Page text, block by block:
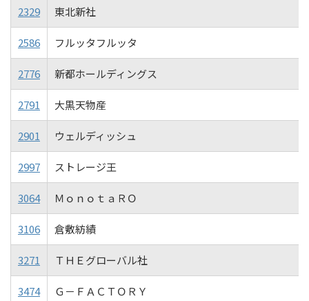
2329 東北新社
2586 フルッタフルッタ
2776 新都ホールディングス
2791 大黒天物産
2901 ウェルディッシュ
2997 ストレージ王
3064 ＭｏｎｏｔａＲＯ
3106 倉敷紡績
3271 ＴＨＥグローバル社
3474 Ｇ－ＦＡＣＴＯＲＹ